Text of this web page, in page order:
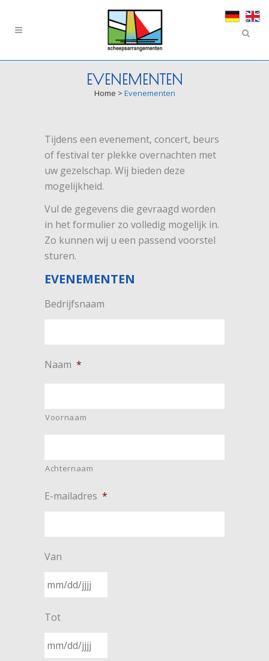
EVENEMENTEN
Home > Evenementen
Tijdens een evenement, concert, beurs
of festival ter plekke overnachten met
uw gezelschap. Wij bieden deze
mogelijkheid.
Vul de gegevens die gevraagd worden
in het formulier zo volledig mogelijk in.
Zo kunnen wij u een passend voorstel
sturen.
EVENEMENTEN
Bedrijfsnaam
Naam *
Voornaam
Achternaam
E-mailadres *
Van
slash
slash
Tot